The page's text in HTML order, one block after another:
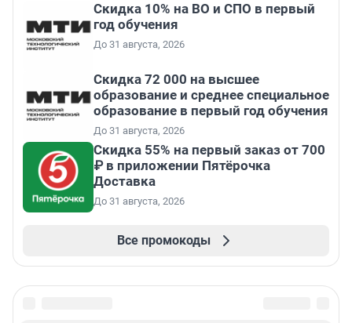
Скидка 10% на ВО и СПО в первый
год обучения
До 31 августа, 2026
Скидка 72 000 на высшее
образование и среднее специальное
образование в первый год обучения
До 31 августа, 2026
Скидка 55% на первый заказ от 700
₽ в приложении Пятёрочка
Доставка
До 31 августа, 2026
Все промокоды